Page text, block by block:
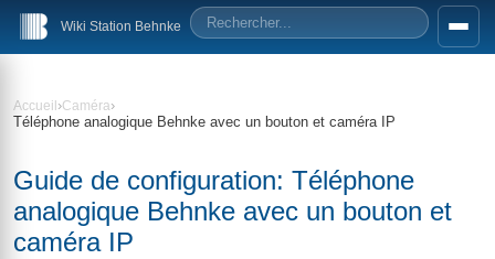
Wiki Station Behnke
Accueil›Caméra›
Téléphone analogique Behnke avec un bouton et caméra IP
Guide de configuration: Téléphone
analogique Behnke avec un bouton et
caméra IP